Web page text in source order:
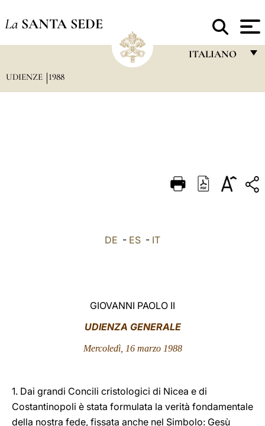
La SANTA SEDE
ITALIANO
DEUTSCH
UDIENZE 1988
DE - ES - IT
GIOVANNI PAOLO II
UDIENZA GENERALE
Mercoledì, 16 marzo 1988
1. Dai grandi Concili cristologici di Nicea e di
Costantinopoli è stata formulata la verità fondamentale
della nostra fede, fissata anche nel Simbolo: Gesù